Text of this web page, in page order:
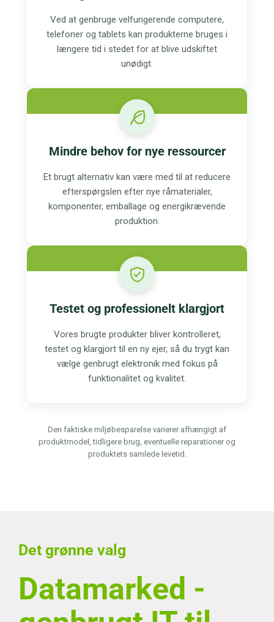
Ved at genbruge velfungerende computere,
telefoner og tablets kan produkterne bruges i
længere tid i stedet for at blive udskiftet
unødigt.
Mindre behov for nye ressourcer
Et brugt alternativ kan være med til at reducere
efterspørgslen efter nye råmaterialer,
komponenter, emballage og energikrævende
produktion.
Testet og professionelt klargjort
Vores brugte produkter bliver kontrolleret,
testet og klargjort til en ny ejer, så du trygt kan
vælge genbrugt elektronik med fokus på
funktionalitet og kvalitet.
Den faktiske miljøbesparelse varierer afhængigt af
produktmodel, tidligere brug, eventuelle reparationer og
produktets samlede levetid.
Det grønne valg
Datamarked -